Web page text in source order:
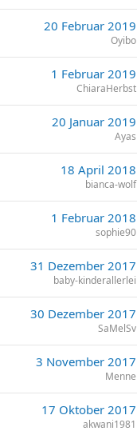
20 Februar 2019
Oyibo
1 Februar 2019
ChiaraHerbst
20 Januar 2019
Ayas
18 April 2018
bianca-wolf
1 Februar 2018
sophie90
31 Dezember 2017
baby-kinderallerlei
30 Dezember 2017
SaMelSv
3 November 2017
Menne
17 Oktober 2017
akwani1981